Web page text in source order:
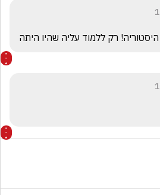
רק ללמוד עליה שהיו היתה